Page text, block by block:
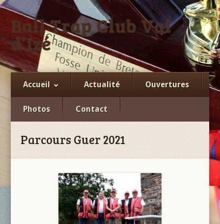
Ball Trap Club Val
d’Izé
Facebook
Accueil Actualité Ouvertures
Photos Contact
Parcours Guer 2021